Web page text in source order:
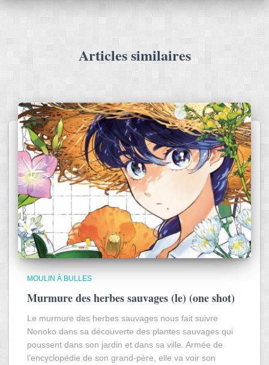
Articles similaires
MOULIN À BULLES
Murmure des herbes sauvages (le) (one shot)
Le murmure des herbes sauvages nous fait suivre
Nonoko dans sa découverte des plantes sauvages qui
poussent dans son jardin et dans sa ville. Armée de
l’encyclopédie de son grand-père, elle va voir son